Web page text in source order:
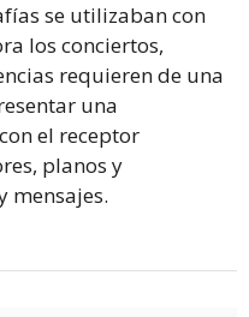
se utilizaban con
los conciertos,
requieren de una
una
el receptor
planos y
mensajes.